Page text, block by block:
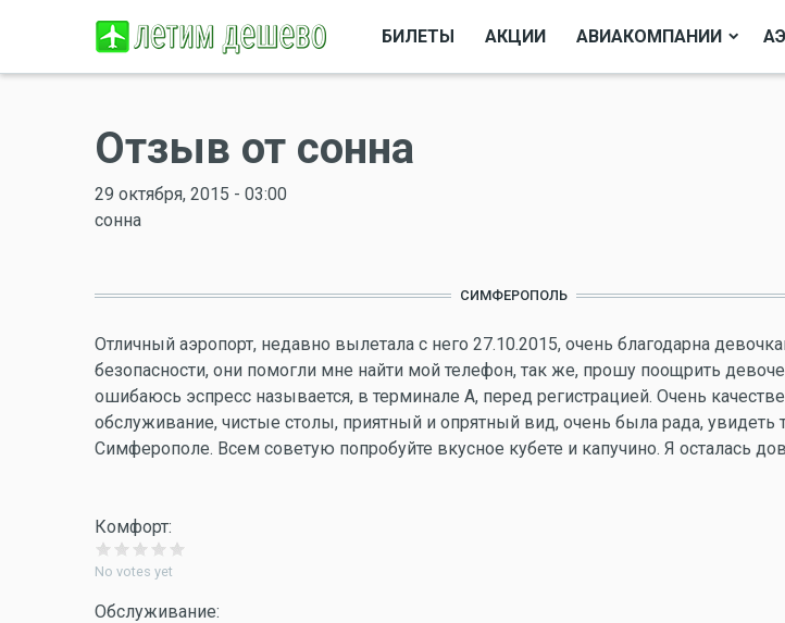
БИЛЕТЫ АКЦИИ АВИАКОМПАНИИ
Отзыв от сонна
29 октября, 2015 - 03:00
сонна
СИМФЕРОПОЛЬ
Отличный аэропорт, недавно вылетала с него 27.10.2015, очень благодарна
безопасности, они помогли мне найти мой телефон, так же, прошу поощрить
ошибаюсь эспресс называется, в терминале А, перед регистрацией. Очень
обслуживание, чистые столы, приятный и опрятный вид, очень была рада, увидеть
Симферополе. Всем советую попробуйте вкусное кубете и капучино. Я осталась
Комфорт:
No votes yet
Обслуживание: